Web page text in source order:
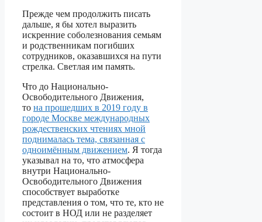
Прежде чем продолжить писать
дальше, я бы хотел выразить
искренние соболезнования семьям
и родственникам погибших
сотрудников, оказавшихся на пути
стрелка. Светлая им память.
Что до Национально-
Освободительного Движения,
то на прошедших в 2019 году в
городе Москве международных
рождественских чтениях мной
поднималась тема, связанная с
одноимённым движением. Я тогда
указывал на то, что атмосфера
внутри Национально-
Освободительного Движения
способствует выработке
представления о том, что те, кто не
состоит в НОД или не разделяет